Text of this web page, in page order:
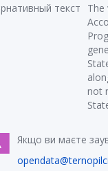
The
not
Якщо ви маєте